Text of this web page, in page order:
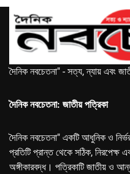
দৈনিক নবচেতনা" - সত্য, ন্যায় এবং
দৈনিক নবচেতনা: জাতীয় পত্রিকা
দৈনিক নবচেতনা" একটি আধুনিক ও
প্রতিটি প্রান্ত থেকে সঠিক, নিরপেক্ষ
অঙ্গীকারবদ্ধ। পত্রিকাটি জাতীয় ও